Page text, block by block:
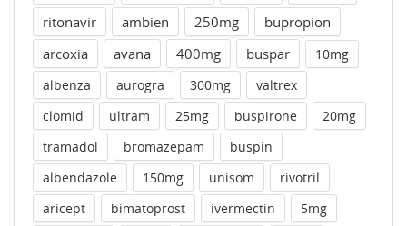
ritonavir
ambien 250mg
bupropion
arcoxia
avana 400mg buspar
10mg
albenza
aurogra 300mg
valtrex
clomid
ultram 25mg buspirone
20mg
tramadol
bromazepam
buspin
albendazole
150mg unisom
rivotril
aricept
bimatoprost ivermectin
5mg